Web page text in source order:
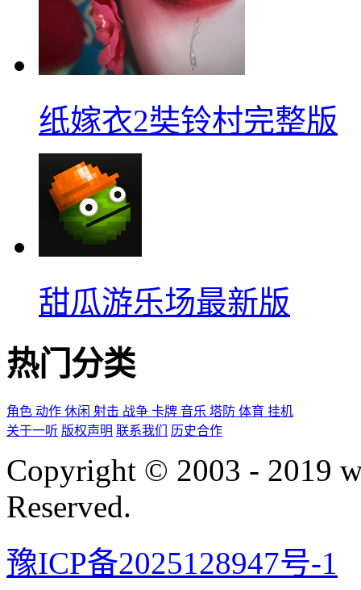
纸嫁衣2奘铃村完整版
甜瓜游乐场最新版
热门分类
角色 动作 休闲 射击 战争 卡牌 音乐 塔防 体育 挂机
关于一听 版权声明 联系我们 历史合作
Copyright © 2003 - 2019
Reserved.
豫ICP备2025128947号-1